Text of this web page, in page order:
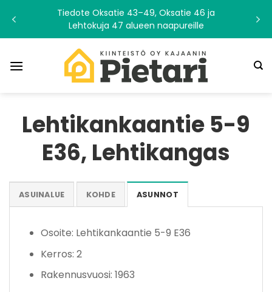
content
Tiedote Oksatie 43–49, Oksatie 46 ja
Lehtokuja 47 alueen naapureille
Lehtikankaantie 5-9
E36, Lehtikangas
ASUINALUE KOHDE ASUNNOT
Osoite: Lehtikankaantie 5-9 E36
Kerros: 2
Rakennusvuosi: 1963